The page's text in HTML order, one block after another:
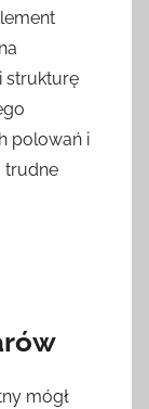
strukturę
polowań i
trudne
mógł